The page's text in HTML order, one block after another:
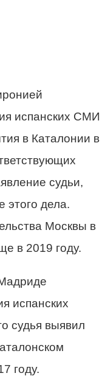
испанских СМИ
в Каталонии в
судьи,
этого дела.
Москвы в
в 2019 году.
испанских
судья выявил
году.